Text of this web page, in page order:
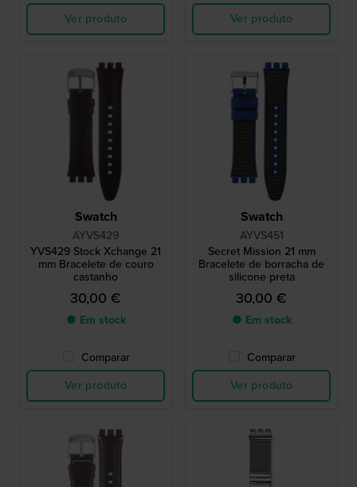
Ver produto
Ver produto
Swatch
AYVS429
YVS429 Stock Xchange 21
mm Bracelete de couro
castanho
30,00 €
● Em stock
Comparar
Ver produto
Swatch
AYVS451
Secret Mission 21 mm
Bracelete de borracha de
silicone preta
30,00 €
● Em stock
Comparar
Ver produto